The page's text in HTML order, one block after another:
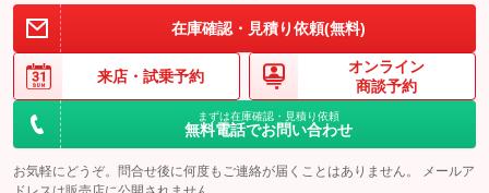
在庫確認・見積り依頼(無料)
来店・ 試乗予約
オンライン
商談予約
まずは在庫確認・見積り依頼
無料電話でお問い合わせ
お気軽にどうぞ。問合せ後に何度もご連絡が届くことはありません。 メールア